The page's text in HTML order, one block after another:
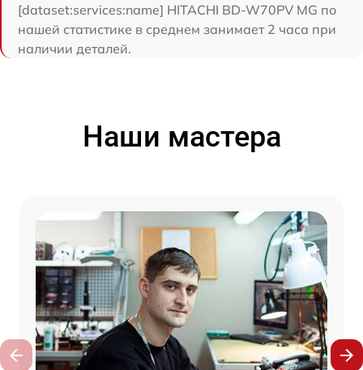
[dataset:services:name] HITACHI BD-W70PV MG по
нашей статистике в среднем занимает 2 часа при
наличии деталей.
Наши мастера